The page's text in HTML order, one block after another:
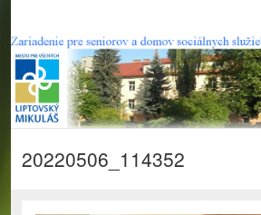
20220506_114352